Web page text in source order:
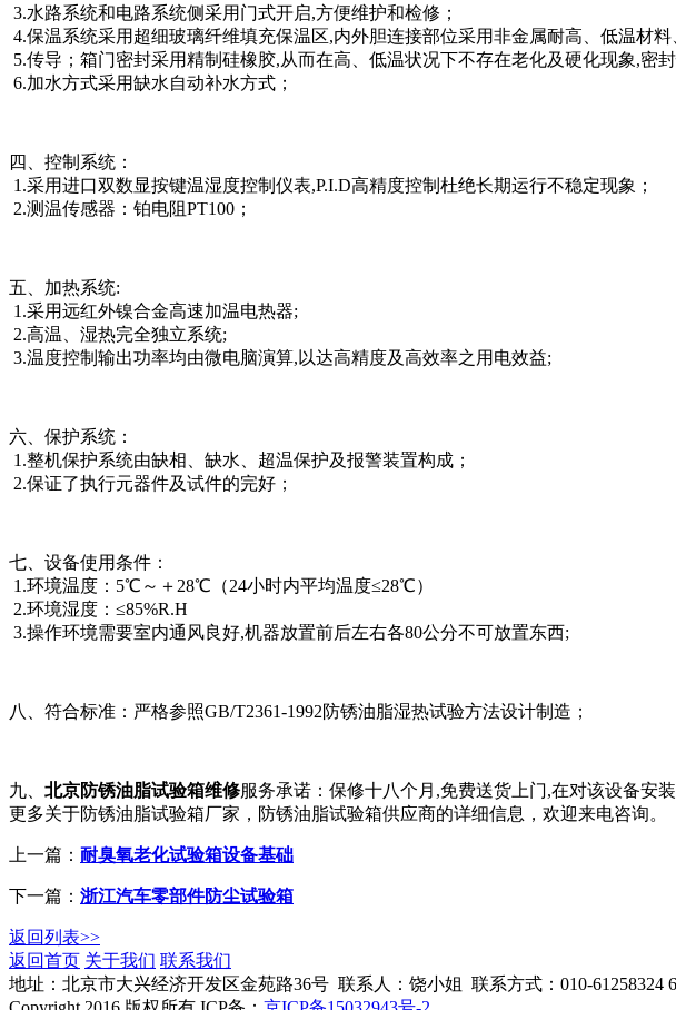
3.水路系统和电路系统侧采用门式开启,方便维护和检修；
4.保温系统采用超细玻璃纤维填充保温区,内外胆连接部位采用非金属耐高、低温材料
5.传导；箱门密封采用精制硅橡胶,从而在高、低温状况下不存在老化及硬化现象,密封
6.加水方式采用缺水自动补水方式；
四、控制系统：
1.采用进口双数显按键温湿度控制仪表,P.I.D高精度控制杜绝长期运行不稳定现象；
2.测温传感器：铂电阻PT100；
五、加热系统:
1.采用远红外镍合金高速加温电热器;
2.高温、湿热完全独立系统;
3.温度控制输出功率均由微电脑演算,以达高精度及高效率之用电效益;
六、保护系统：
1.整机保护系统由缺相、缺水、超温保护及报警装置构成；
2.保证了执行元器件及试件的完好；
七、设备使用条件：
1.环境温度：5℃～＋28℃（24小时内平均温度≤28℃）
2.环境湿度：≤85%R.H
3.操作环境需要室内通风良好,机器放置前后左右各80公分不可放置东西;
八、符合标准：严格参照GB/T2361-1992防锈油脂湿热试验方法设计制造；
九、 北京防锈油脂试验箱维修服务承诺：保修十八个月,免费送货上门,在对该设备安
更多关于防锈油脂试验箱厂家，防锈油脂试验箱供应商的详细信息，欢迎来电咨询。
上一篇： 耐臭氧老化试验箱设备基础
下一篇： 浙江汽车零部件防尘试验箱
返回列表>>
返回首页 关于我们 联系我们
地址：北京市大兴经济开发区金苑路36号 联系人：饶小姐 联系方式：010-61258324